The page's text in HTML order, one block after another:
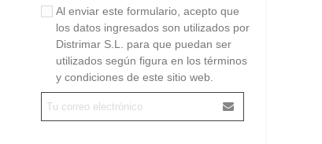
Al enviar este formulario, acepto que
los datos ingresados son utilizados por
Distrimar S.L. para que puedan ser
utilizados según figura en los términos
y condiciones de este sitio web.